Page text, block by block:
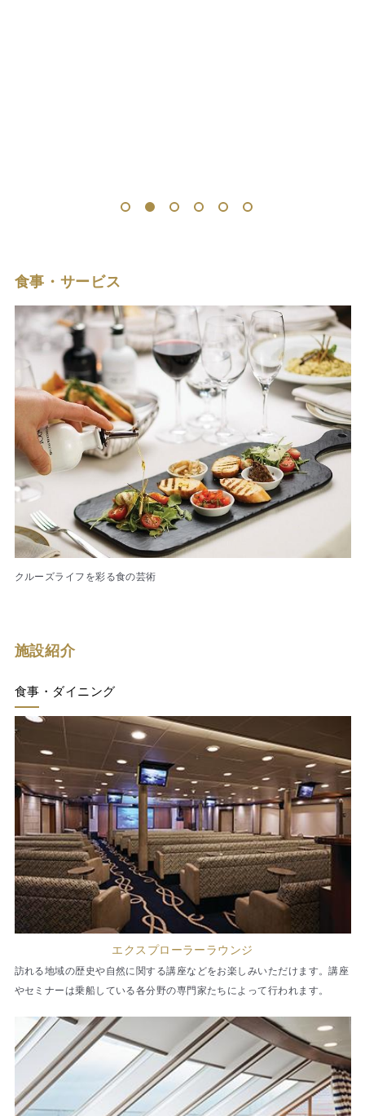
1 2 3 4 5 6
食事・サービス
クルーズライフを彩る食の芸術
施設紹介
食事・ダイニング
エクスプローラーラウンジ
訪れる地域の歴史や自然に関する講座などをお楽しみいただけます。講座
やセミナーは乗船している各分野の専門家たちによって行われます。